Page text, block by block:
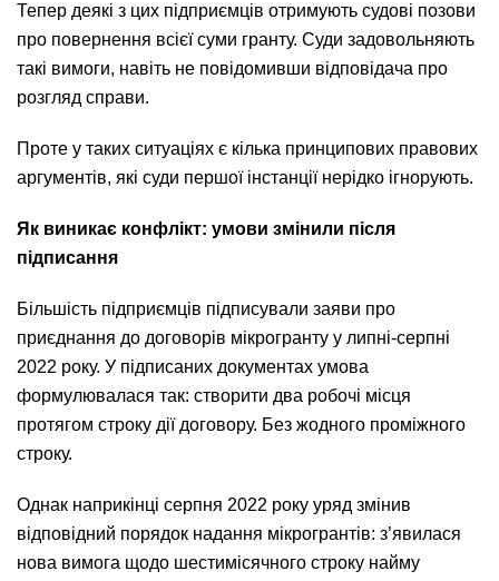
Тепер деякі з цих підприємців отримують судові позови
про повернення всієї суми гранту. Суди задовольняють
такі вимоги, навіть не повідомивши відповідача про
розгляд справи.
Проте у таких ситуаціях є кілька принципових правових
аргументів, які суди першої інстанції нерідко ігнорують.
Як виникає конфлікт: умови змінили після
підписання
Більшість підприємців підписували заяви про
приєднання до договорів мікрогранту у липні-серпні
2022 року. У підписаних документах умова
формулювалася так: створити два робочі місця
протягом строку дії договору. Без жодного проміжного
строку.
Однак наприкінці серпня 2022 року уряд змінив
відповідний порядок надання мікрогрантів: з’явилася
нова вимога щодо шестимісячного строку найму